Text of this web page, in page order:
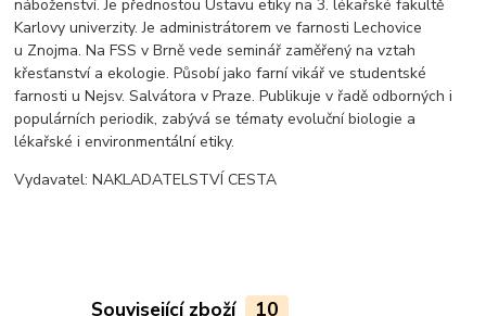
náboženství. Je přednostou Ústavu etiky na 3. lékařské fakultě
Karlovy univerzity. Je administrátorem ve farnosti Lechovice
u Znojma. Na FSS v Brně vede seminář zaměřený na vztah
křesťanství a ekologie. Působí jako farní vikář ve studentské
farnosti u Nejsv. Salvátora v Praze. Publikuje v řadě odborných i
populárních periodik, zabývá se tématy evoluční biologie a
lékařské i environmentální etiky.
Vydavatel: NAKLADATELSTVÍ CESTA
Související zboží 10